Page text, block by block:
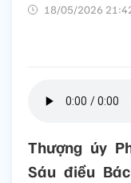
18/05/2026
Thượng úy
Sáu điều